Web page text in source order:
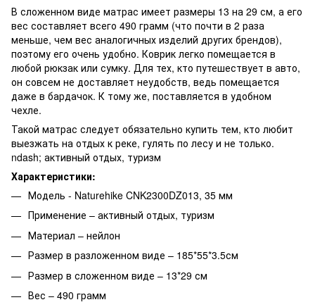
В сложенном виде матрас имеет размеры 13 на 29 см, а его
вес составляет всего 490 грамм (что почти в 2 раза
меньше, чем вес аналогичных изделий других брендов),
поэтому его очень удобно. Коврик легко помещается в
любой рюкзак или сумку. Для тех, кто путешествует в авто,
он совсем не доставляет неудобств, ведь помещается
даже в бардачок. К тому же, поставляется в удобном
чехле.
Такой матрас следует обязательно купить тем, кто любит
выезжать на отдых к реке, гулять по лесу и не только.
ndash; активный отдых, туризм
Характеристики:
Модель - Naturehike CNK2300DZ013, 35 мм
Применение – активный отдых, туризм
Материал – нейлон
Размер в разложенном виде – 185*55*3.5см
Размер в сложенном виде – 13*29 см
Вес – 490 грамм